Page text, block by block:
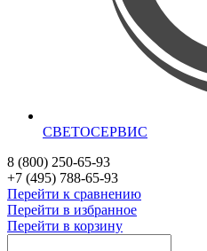
СВЕТОСЕРВИС
8 (800) 250-65-93
+7 (495) 788-65-93
Перейти к сравнению
Перейти в избранное
Перейти в корзину